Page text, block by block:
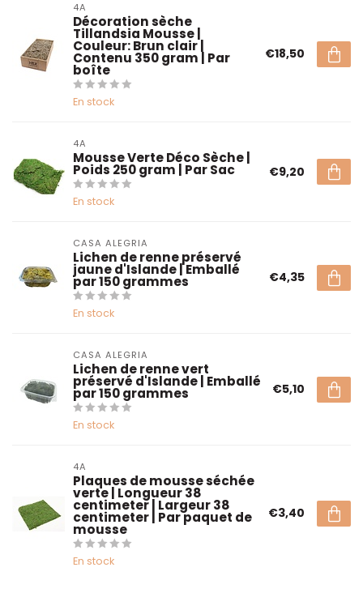
4A
Décoration sèche
Tillandsia Mousse |
Couleur: Brun clair |
Contenu 350 gram | Par
boîte
En stock
€18,50
4A
Mousse Verte Déco Sèche |
Poids 250 gram | Par Sac
En stock
€9,20
CASA ALEGRIA
Lichen de renne préservé
jaune d'Islande | Emballé
par 150 grammes
En stock
€4,35
CASA ALEGRIA
Lichen de renne vert
préservé d'Islande | Emballé
par 150 grammes
En stock
€5,10
4A
Plaques de mousse séchée
verte | Longueur 38
centimeter | Largeur 38
centimeter | Par paquet de
mousse
En stock
€3,40